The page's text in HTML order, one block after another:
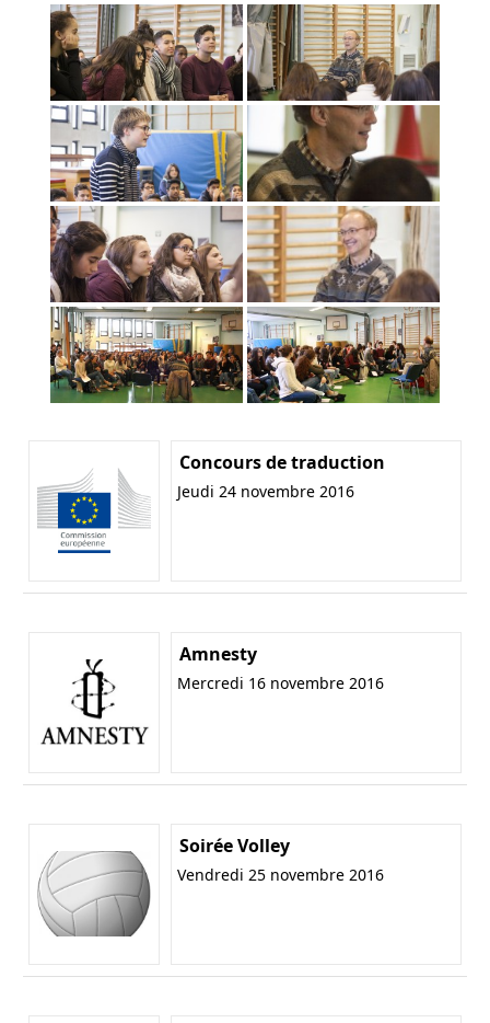
Concours de traduction
Jeudi 24 novembre 2016
Amnesty
Mercredi 16 novembre 2016
Soirée Volley
Vendredi 25 novembre 2016